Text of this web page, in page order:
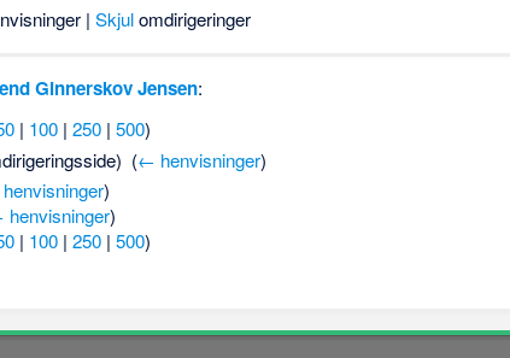
| Skjulomdirigeringer
Ginnerskov Jensen:
| 100 |250 |500)
(← henvisninger)
)
)
| 100 |250 |500)